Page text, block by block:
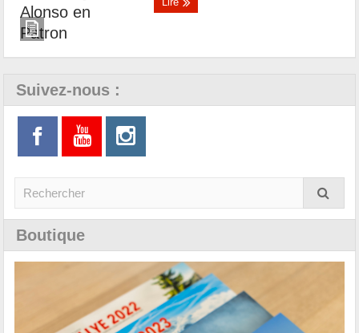
Suivez-nous :
Boutique